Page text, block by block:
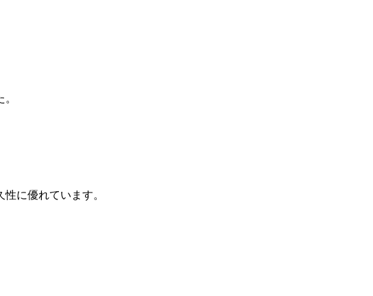
に優れています。